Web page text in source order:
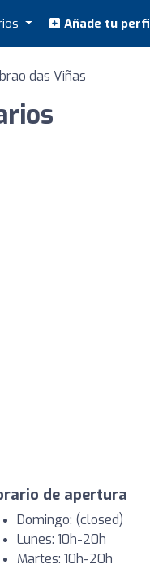
Añade tu
das Viñas
de apertura
Domingo: (closed)
Lunes: 10h-20h
Martes: 10h-20h